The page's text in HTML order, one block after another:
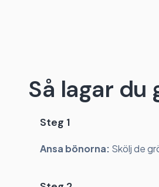
Så lagar
Steg 1
Ansa bönorna: Skölj de